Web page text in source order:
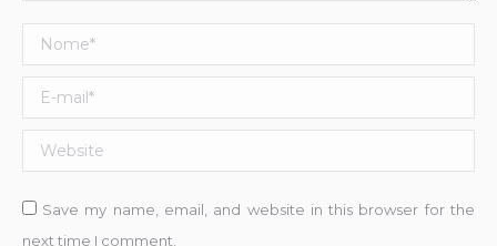
Nome *
E-mail *
Website
Save my name, email, and website in this browser for the
next time I comment.